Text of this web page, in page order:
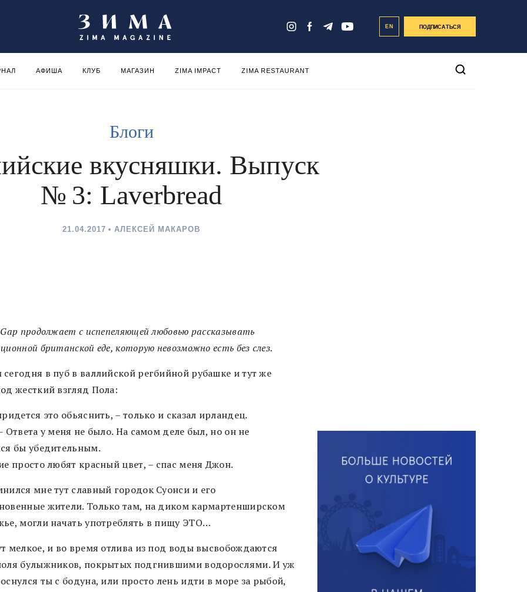
EN ПОДПИСАТЬСЯ
АФИША КЛУБ МАГАЗИН ZIMA IMPACT ZIMA RESTAURANT
Блоги
вкусняшки. Выпуск
№ 3: Laverbread
21.04.2017 АЛЕКСЕЙ МАКАРОВ
продолжает с испепеляющей любовью рассказывать
британской еде, которую невозможно есть без слез.
в пуб в валлийской регбийной рубашке и тут же
жесткий взгляд Пола:
это обьяснить, – только и сказал ирландец.
Ответа у меня не было. На самом деле был, но он не
бы убедительным.
просто любят красный цвет, – спас меня Джон.
мне тут славный городок Суонси и его
жители. Только там, на диком кармартенширском
могли начать употреблять в пищу ЭТО…
мелкое, и во время отлива из под воды высвобождаются
булыжников, покрытых подгнившими водорослями. И уж
ты с бодуна, или просто лень идти в море за рыбой,